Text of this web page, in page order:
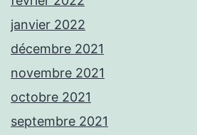
janvier 2022
décembre 2021
novembre 2021
octobre 2021
septembre 2021